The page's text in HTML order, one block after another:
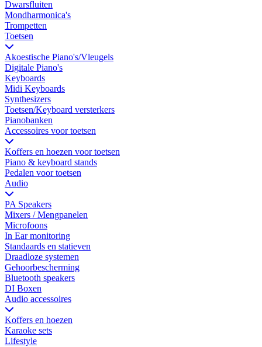
Dwarsfluiten
Mondharmonica's
Trompetten
Toetsen
Akoestische Piano's/Vleugels
Digitale Piano's
Keyboards
Midi Keyboards
Synthesizers
Toetsen/Keyboard versterkers
Pianobanken
Accessoires voor toetsen
Koffers en hoezen voor toetsen
Piano & keyboard stands
Pedalen voor toetsen
Audio
PA Speakers
Mixers / Mengpanelen
Microfoons
In Ear monitoring
Standaards en statieven
Draadloze systemen
Gehoorbescherming
Bluetooth speakers
DI Boxen
Audio accessoires
Koffers en hoezen
Karaoke sets
Lifestyle